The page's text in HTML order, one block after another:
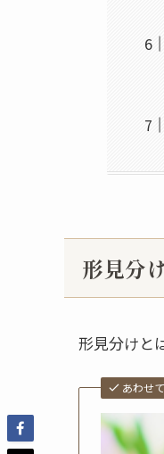
形見分
形見分けと
あわせ